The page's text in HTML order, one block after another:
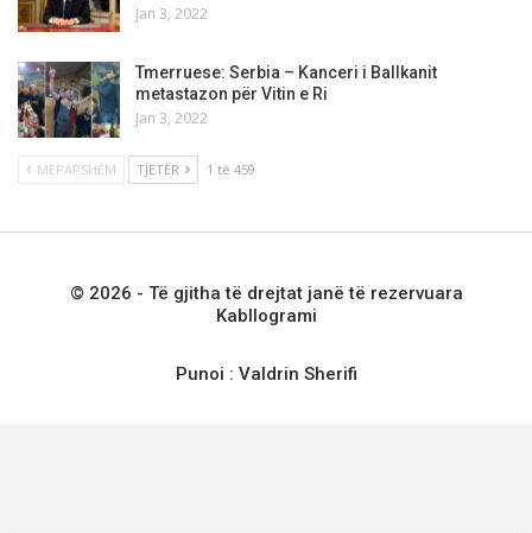
Jan 3, 2022
Tmerruese: Serbia – Kanceri i Ballkanit
metastazon për Vitin e Ri
Jan 3, 2022
MËPARSHËM TJETËR 1 të 459
© 2026 - Të gjitha të drejtat janë të rezervuara
Kabllogrami
Punoi : Valdrin Sherifi